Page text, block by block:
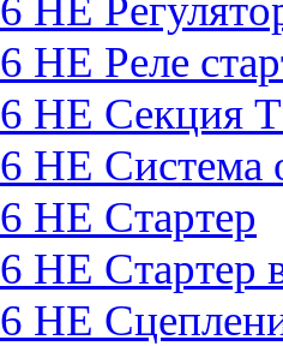
НЕ
НЕ Реле
НЕ Секция
НЕ Система
НЕ Стартер
НЕ Стартер
НЕ